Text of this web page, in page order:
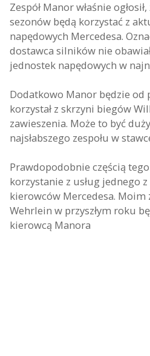
Zespół Manor właśnie
sezonów będą korzystać z
napędowych Mercedesa.
dostawca silników nie
jednostek napędowych w
Dodatkowo Manor będzie od
korzystał z skrzyni biegów
zawieszenia. Może to być
najsłabszego zespołu w
Prawdopodobnie częścią
korzystanie z usług jednego
kierowców Mercedesa. Moim
Wehrlein w przyszłym roku
kierowcą Manora